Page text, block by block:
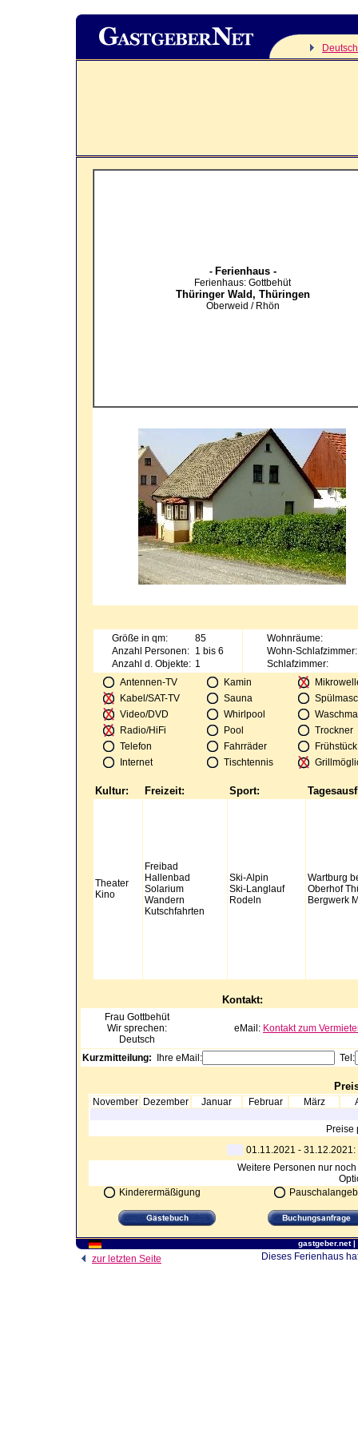
- Ferienhaus -
Ferienhaus: Gottbehüt
Thüringer Wald, Thüringen
Oberweid / Rhön
Größe in qm:
85
Anzahl Personen:
1 bis 6
Anzahl d. Objekte: 1
Wohnräume:
Wohn-Schlafzimmer:
Schlafzimmer:
Antennen-TV
Kamin
Kabel/SAT-TV
Sauna
Video/DVD
Whirlpool
Radio/HiFi
Pool
Trockner
Telefon
Fahrräder
Internet
Tischtennis
Kultur: Freizeit: Sport:
Theater
Kino
Freibad
Hallenbad
Solarium
Wandern
Kutschfahrten
Ski-Alpin
Ski-Langlauf
Rodeln
Wartburg
Oberhof
Bergwerk
Kontakt:
Frau Gottbehüt
Wir sprechen:
Deutsch
eMail: Kontakt zum
Kurzmitteilung: Ihre eMail: Tel:
November Dezember Januar Februar März
Preise
01.11.2021 -
Weitere Personen nur
Kinderermäßigung
gastgeber.net|
zur letzten Seite Dieses Ferienhaus